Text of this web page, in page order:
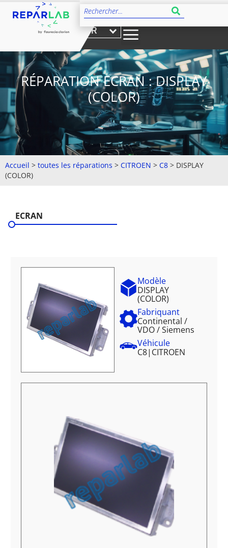
FR
RÉPARATION ECRAN : DISPLAY
(COLOR)
Accueil > toutes les réparations > CITROEN > C8 > DISPLAY
(COLOR)
ECRAN
Modèle
DISPLAY
(COLOR)
Fabriquant
Continental /
VDO / Siemens
Véhicule
C8| CITROEN